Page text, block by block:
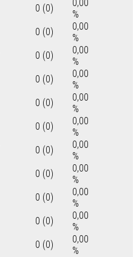
0 (0)
0,00
%
0 (0)
0,00
%
0 (0)
0,00
%
0 (0)
0,00
%
0 (0)
0,00
%
0 (0)
0,00
%
0 (0)
0,00
%
0 (0)
0,00
%
0 (0)
0,00
%
0 (0)
0,00
%
0 (0)
0,00
%